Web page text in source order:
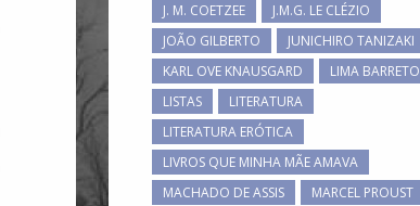
J. M. COETZEE
J.M.G. LE CLÉZIO
JOÃO GILBERTO
JUNICHIRO TANIZAKI
KARL OVE KNAUSGARD
LIMA BARRETO
LISTAS
LITERATURA
LITERATURA ERÓTICA
LIVROS QUE MINHA MÃE AMAVA
MACHADO DE ASSIS
MARCEL PROUST